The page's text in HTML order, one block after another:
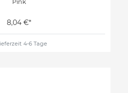
Pink
8,04 €*
4-6 Tage